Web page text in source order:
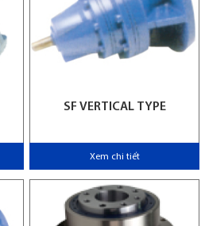
SF VERTICAL TYPE
Xem chi tiết